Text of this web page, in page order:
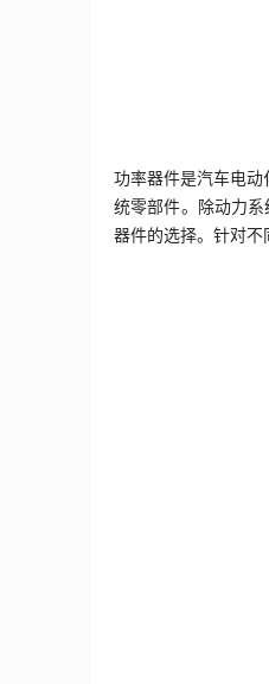
功率器件是汽车电动
统零部件。除动力
器件的选择。针对不